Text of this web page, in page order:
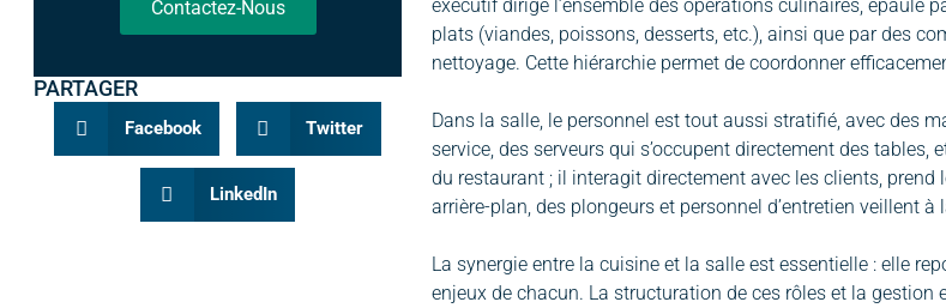
Contactez-Nous
PARTAGER
Facebook Twitter
LinkedIn
exécutif dirige l’ensemble des opérations culinaires, épaulé
plats (viandes, poissons, desserts, etc.), ainsi que par des
nettoyage. Cette hiérarchie permet de coordonner
Dans la salle, le personnel est tout aussi stratifié, avec des
service, des serveurs qui s’occupent directement des
du restaurant ; il interagit directement avec les clients,
arrière-plan, des plongeurs et personnel d’entretien veillent
La synergie entre la cuisine et la salle est essentielle : elle
enjeux de chacun. La structuration de ces rôles et la gestion